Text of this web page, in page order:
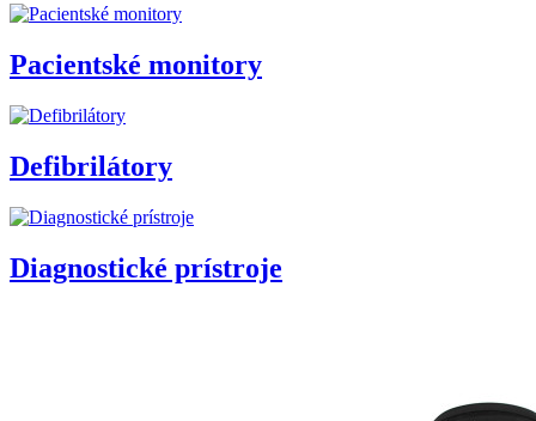
Pacientské monitory
Defibrilátory
Diagnostické prístroje